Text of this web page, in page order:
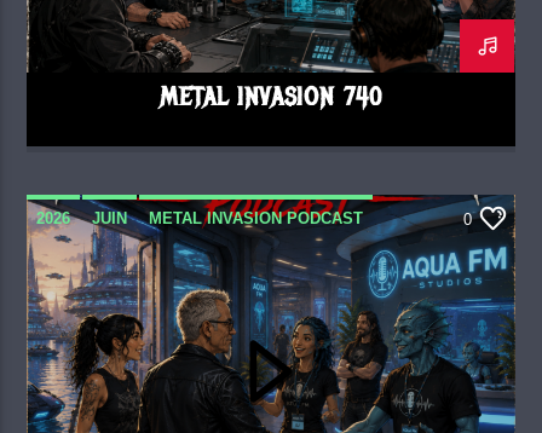
METAL INVASION 740
2026 JUIN METAL INVASION PODCAST 0